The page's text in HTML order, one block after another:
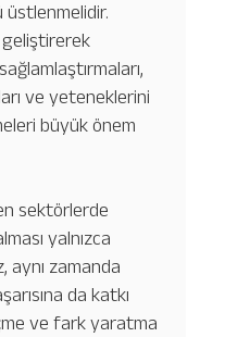
geliştirerek
ve yeteneklerini
büyük önem
sektörlerde
yalnızca
aynı zamanda
da katkı
ve fark yaratma